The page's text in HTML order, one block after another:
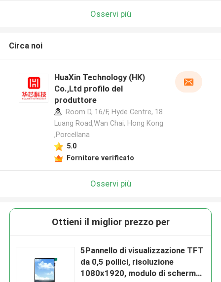
Osservi più
Circa noi
HuaXin Technology (HK)
Co.,Ltd profilo del
produttore
Room D, 16/F, Hyde Centre, 18
Luang Road,Wan Chai, Hong Kong
,Porcellana
5.0
Fornitore verificato
Osservi più
Ottieni il miglior prezzo per
5Pannello di visualizzazione TFT
da 0,5 pollici, risoluzione
1080x1920, modulo di schermo